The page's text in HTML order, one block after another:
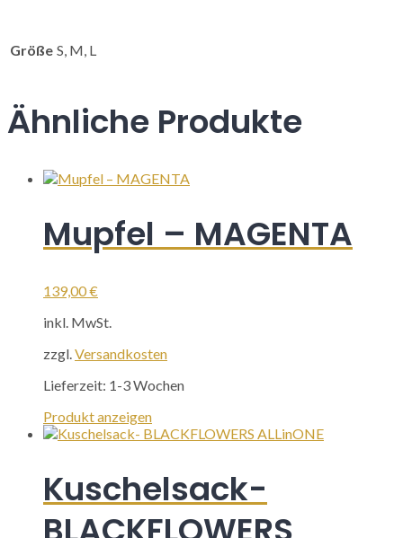
Größe S, M, L
Ähnliche Produkte
Mupfel – MAGENTA
139,00€
inkl. MwSt.
zzgl.Versandkosten
Lieferzeit: 1-3 Wochen
Produkt anzeigen
Kuschelsack-